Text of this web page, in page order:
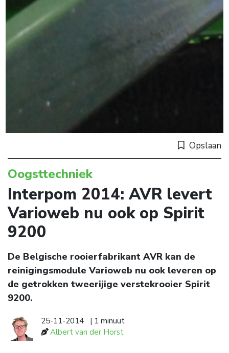
Opslaan
Oogsttechniek
Interpom 2014: AVR levert
Varioweb nu ook op Spirit
9200
De Belgische rooierfabrikant AVR kan de
reinigingsmodule Varioweb nu ook leveren op
de getrokken tweerijige verstekrooier Spirit
9200.
25-11-2014
| 1 minuut
Albert van der Horst